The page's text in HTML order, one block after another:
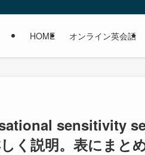
HOME オンライン英会話
sensitivity
く説明。表にまと